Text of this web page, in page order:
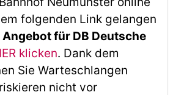
folgenden Link gelangen
für DB Deutsche
klicken. Dank dem
Sie Warteschlangen
nicht vor